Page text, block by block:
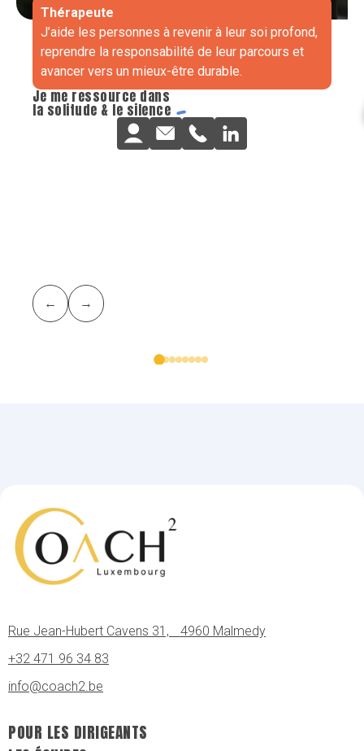
Thérapeute
J’aide les personnes à revenir à leur soi profond,
reprendre la responsabilité de leur parcours et
avancer vers un mieux-être durable.
Je me ressource dans
la solitude & le silence
← →
Rue Jean-Hubert Cavens 31, 4960 Malmedy
+32 471 96 34 83
info@coach2.be
POUR LES DIRIGEANTS